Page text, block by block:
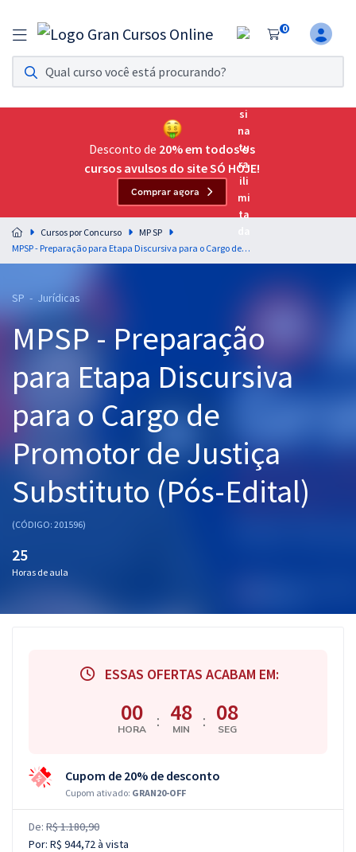
0
Assinatura Ilimitada 11
Acesso a todos os cursos. Teste grátis por 7 dias!
Assinatura OAB Até Passar
Acesso ilimitado a toda preparação para o Exame da
Residências Multiprofissionais
Preparação completa e intensiva para as principais
residências em saúde do Brasil
Cursos 20% OFF
Pós
OAB
Mentorias
Questões grátis
Conteúdo gratuito
Aprovados
Desconto de 20% em todos os
cursos avulsos do site SÓ HOJE!
Comprar agora
Cursos por Concurso
MP SP
MPSP - Preparação para Etapa Discursiva para o Cargo de Promotor de Justiça Substituto (Pós-Edital)
SP - Jurídicas
MPSP - Preparação
para Etapa Discursiva
para o Cargo de
Promotor de Justiça
Substituto (Pós-Edital)
(CÓDIGO: 201596)
25
Horas de aula
ESSAS OFERTAS ACABAM EM:
00
HORA : 48
MIN : 07
SEG
Cupom de 20% de desconto
Cupom ativado: GRAN20-OFF
De: R$ 1.180,90
Por: R$ 944,72à vista